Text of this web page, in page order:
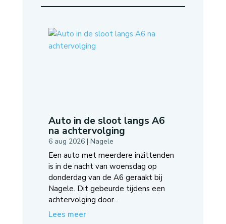
Auto in de sloot langs A6
na achtervolging
6 aug 2026| Nagele
Een auto met meerdere inzittenden
is in de nacht van woensdag op
donderdag van de A6 geraakt bij
Nagele. Dit gebeurde tijdens een
achtervolging door...
Lees meer